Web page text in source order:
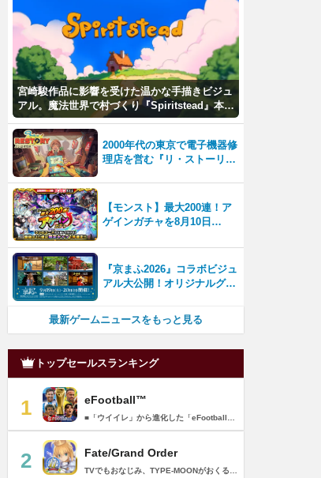
宮崎駿作品に影響を受けた温かな手描きビジュ
アル。魔法世界で村づくり『Spiritstead』本日
発売
2000年代の東京で電子機器修
理店を営む『リ・ストーリー:
日Steamで配信開始
【モンスト】最大200連！ア
ゲインガチャを8月10日
『京まふ2026』コラボビジュ
アル大公開！オリジナルグッ
最新ゲームニュースをもっと見る
トップセールスランキング
1 eFootball™
2 Fate/Grand Order